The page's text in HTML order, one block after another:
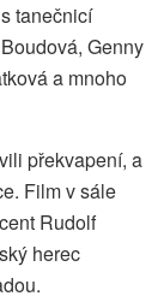
tanečnicí
Genny
a mnoho
překvapení, a
Film v sále
Rudolf
herec